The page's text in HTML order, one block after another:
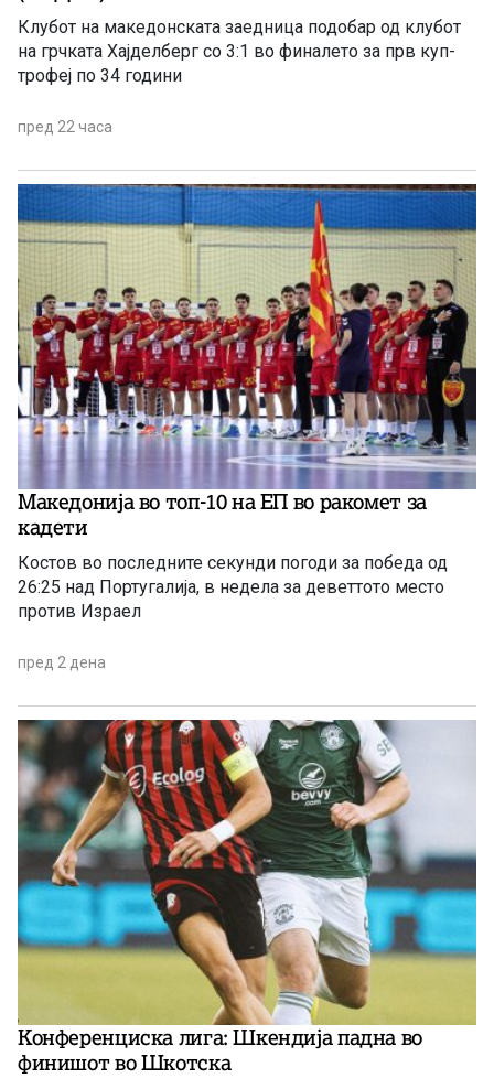
Клубот на македонската заедница подобар од клубот
на грчката Хајделберг со 3:1 во финалето за прв куп-
трофеј по 34 години
пред 22 часа
Македонија во топ-10 на ЕП во ракомет за
кадети
Костов во последните секунди погоди за победа од
26:25 над Португалија, в недела за деветтото место
против Израел
пред 2 дена
Конференциска лига: Шкендија падна во
финишот во Шкотска